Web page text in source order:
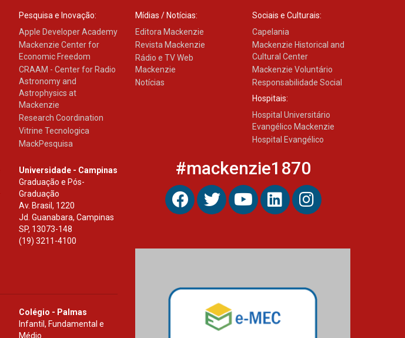
Brasília conquistam
competições de Matemática
04.10.2024
Pesquisa e Inovação:
Apple Developer Academy
Mackenzie Center for
Economic Freedom
CRAAM - Center for Radio
Astronomy and
Astrophysics at
Mackenzie
Research Coordination
Vitrine Tecnologica
MackPesquisa
Mídias / Notícias:
Editora Mackenzie
Revista Mackenzie
Rádio e TV Web
Mackenzie
Notícias
Sociais e Culturais:
Capelania
Mackenzie Historical and
Cultural Center
Mackenzie Voluntário
Responsabilidade Social
Hospitais:
Hospital Universitário
Evangélico Mackenzie
Hospital Evangélico
Universidade - Campinas
Graduação e Pós-
Graduação
Av. Brasil, 1220
Jd. Guanabara, Campinas
SP, 13073-148
(19) 3211-4100
Colégio - Palmas
Infantil, Fundamental e
Médio
#mackenzie1870